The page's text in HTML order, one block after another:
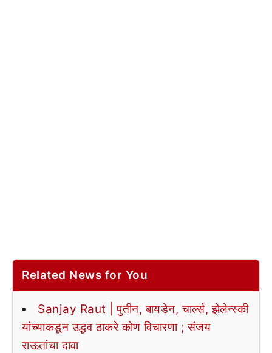
Related News for You
Sanjay Raut | पुतीन, बायडेन, चार्ल्स, झेलेन्स्की
यांच्याकडून उद्धव ठाकरे कोण विचारणा ; संजय
राऊतांचा दावा